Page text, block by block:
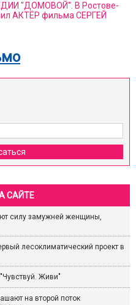
"ДОМОВОЙ". В Ростове-
АКТЁР фильма СЕРГЕЙ
САЙТЕ
силу замужней женщины,
лесоклиматический проект в
Живи"
на второй поток